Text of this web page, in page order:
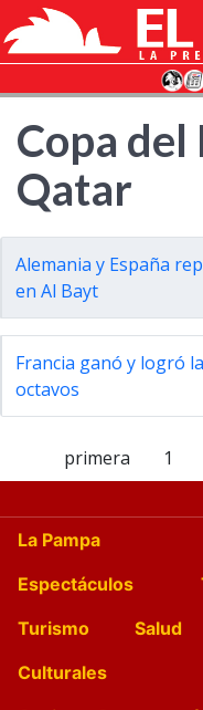
Copa
Qatar
Alemania y España
en Al Bayt
Francia ganó y logró
octavos
primera 1
La Pampa
Espectáculos
Turismo
Salud
Culturales